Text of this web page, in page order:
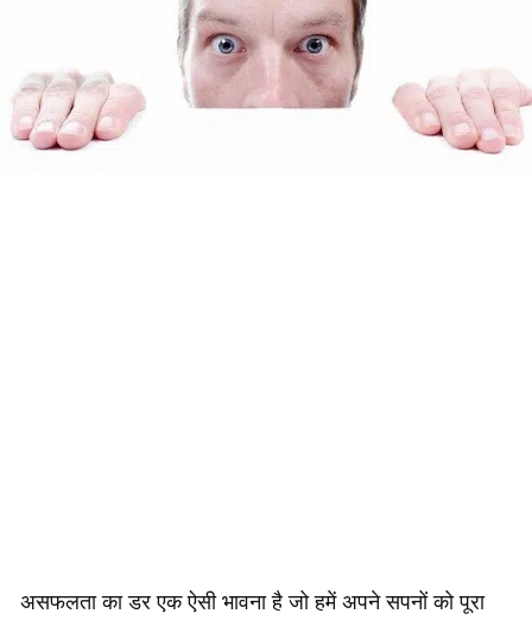
असफलता का डर एक ऐसी भावना है जो हमें अपने सपनों को पूरा